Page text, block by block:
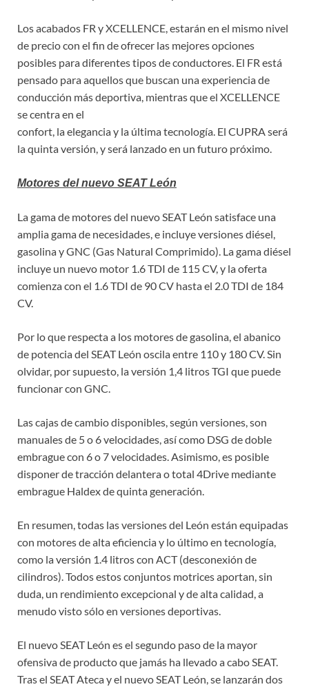
Los acabados FR y XCELLENCE, estarán en el mismo nivel
de precio con el fin de ofrecer las mejores opciones
posibles para diferentes tipos de conductores. El FR está
pensado para aquellos que buscan una experiencia de
conducción más deportiva, mientras que el XCELLENCE
se centra en el
confort, la elegancia y la última tecnología. El CUPRA será
la quinta versión, y será lanzado en un futuro próximo.
Motores del nuevo SEAT León
La gama de motores del nuevo SEAT León satisface una
amplia gama de necesidades, e incluye versiones diésel,
gasolina y GNC (Gas Natural Comprimido). La gama diésel
incluye un nuevo motor 1.6 TDI de 115 CV, y la oferta
comienza con el 1.6 TDI de 90 CV hasta el 2.0 TDI de 184
CV.
Por lo que respecta a los motores de gasolina, el abanico
de potencia del SEAT León oscila entre 110 y 180 CV. Sin
olvidar, por supuesto, la versión 1,4 litros TGI que puede
funcionar con GNC.
Las cajas de cambio disponibles, según versiones, son
manuales de 5 o 6 velocidades, así como DSG de doble
embrague con 6 o 7 velocidades. Asimismo, es posible
disponer de tracción delantera o total 4Drive mediante
embrague Haldex de quinta generación.
En resumen, todas las versiones del León están equipadas
con motores de alta eficiencia y lo último en tecnología,
como la versión 1.4 litros con ACT (desconexión de
cilindros). Todos estos conjuntos motrices aportan, sin
duda, un rendimiento excepcional y de alta calidad, a
menudo visto sólo en versiones deportivas.
El nuevo SEAT León es el segundo paso de la mayor
ofensiva de producto que jamás ha llevado a cabo SEAT.
Tras el SEAT Ateca y el nuevo SEAT León, se lanzarán dos